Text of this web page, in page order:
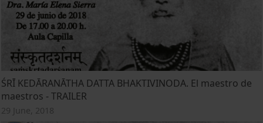
ŚRĪ KEDĀRANĀTHA DATTA BHAKTIVINODA. El maestro de
maestros - TRAILER
29 June, 2018